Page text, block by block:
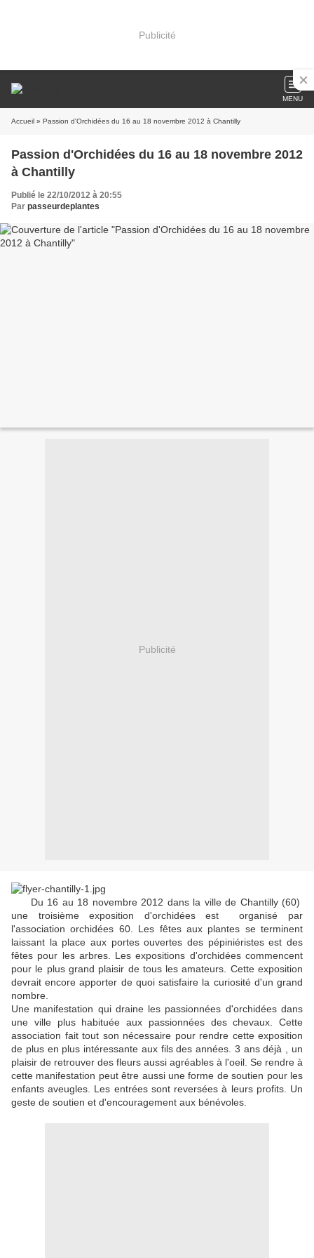
Publicité
MENU
Accueil » Passion d'Orchidées du 16 au 18 novembre 2012 à Chantilly
Passion d'Orchidées du 16 au 18 novembre 2012
à Chantilly
Publié le 22/10/2012 à 20:55
Par passeurdeplantes
Publicité
Du 16 au 18 novembre 2012 dans la ville de Chantilly (60)
une troisième exposition d'orchidées est organisé par
l'association orchidées 60. Les fêtes aux plantes se terminent
laissant la place aux portes ouvertes des pépiniéristes est des
fêtes pour les arbres. Les expositions d'orchidées commencent
pour le plus grand plaisir de tous les amateurs. Cette exposition
devrait encore apporter de quoi satisfaire la curiosité d'un grand
nombre.
Une manifestation qui draine les passionnées d'orchidées dans
une ville plus habituée aux passionnées des chevaux. Cette
association fait tout son nécessaire pour rendre cette exposition
de plus en plus intéressante aux fils des années. 3 ans déjà , un
plaisir de retrouver des fleurs aussi agréables à l'oeil. Se rendre à
cette manifestation peut être aussi une forme de soutien pour les
enfants aveugles. Les entrées sont reversées à leurs profits. Un
geste de soutien et d'encouragement aux bénévoles.